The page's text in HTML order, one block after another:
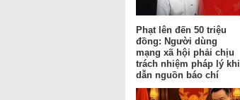
Phạt lên đến 50 triệu
đồng: Người dùng
mạng xã hội phải chịu
trách nhiệm pháp lý khi
dẫn nguồn báo chí